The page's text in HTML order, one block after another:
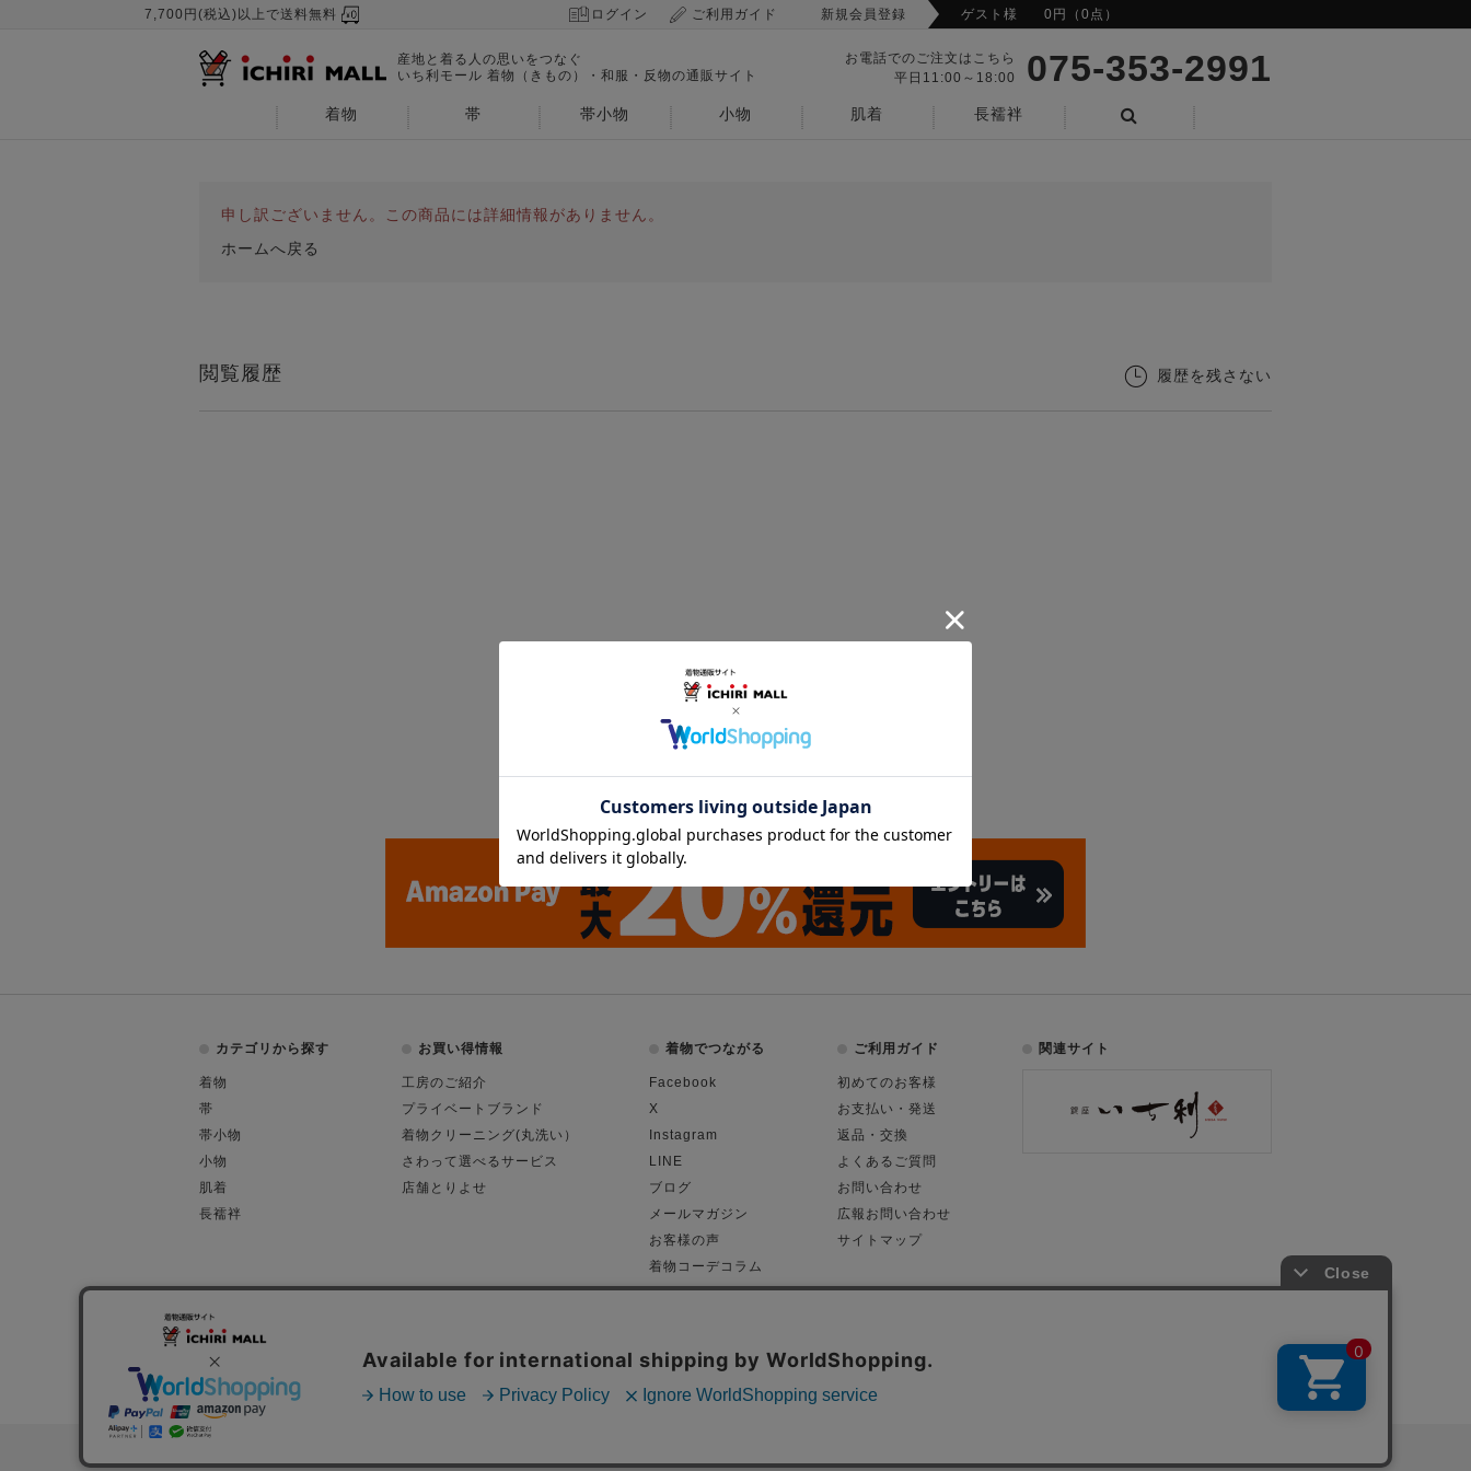
7,700円(税込)以上で送料無料 ログイン ご利用ガイド 新規会員登録 ゲスト様 0円（0点）
産地と着る人の思いをつなぐ
いち利モール 着物（きもの）・和服・反物の通販サイト
お電話でのご注文はこちら
平日11:00～18:00
075-353-2991
着物 帯 帯小物 小物 肌着
長襦袢
申し訳ございません。この商品には詳細情報がありません。
ホームへ戻る
閲覧履歴 履歴を残さない
カテゴリから探す
着物
帯
帯小物
小物
肌着
長襦袢
お買い得情報
工房のご紹介
プライベートブランド
着物クリーニング(丸洗い）
さわって選べるサービス
店舗とりよせ
着物でつながる
Facebook
X
Instagram
LINE
ブログ
メールマガジン
お客様の声
着物コーデコラム
ご利用ガイド
初めてのお客様
お支払い・発送
返品・交換
よくあるご質問
お問い合わせ
広報お問い合わせ
サイトマップ
関連サイト